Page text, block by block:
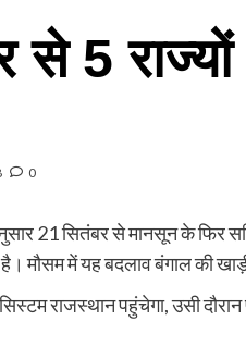
से 5 राज्यों
0
21 सितंबर से मानसून के फिर
मौसम में यह बदलाव बंगाल की
राजस्थान पहुंचेगा, उसी दौरान